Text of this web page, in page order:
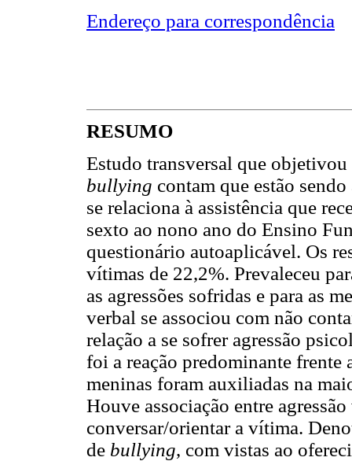
Endereço para correspondência
RESUMO
Estudo transversal que
bullying contam que estão
se relaciona à assistência que
sexto ao nono ano do Ensino
questionário autoaplicável. Os
vítimas de 22,2%. Prevaleceu
as agressões sofridas e para as
verbal se associou com não
relação a se sofrer agressão
foi a reação predominante frente
meninas foram auxiliadas na
Houve associação entre
conversar/orientar a vítima.
de bullying, com vistas ao